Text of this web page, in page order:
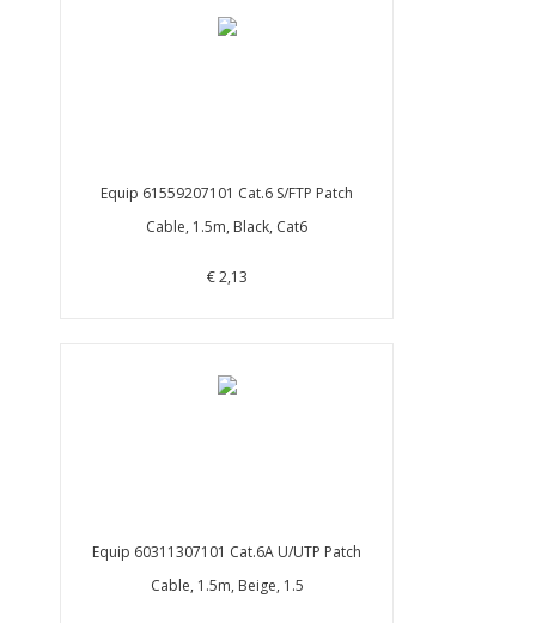
Equip 61559207101 Cat.6 S/FTP Patch
Cable, 1.5m, Black, Cat6
€ 2,13
Equip 60311307101 Cat.6A U/UTP Patch
Cable, 1.5m, Beige, 1.5